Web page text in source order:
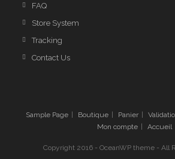
FAQ
Store System
Tracking
Contact Us
Sample Page Boutique Panier
Mon compte
Accueil
Copyright 2016 - OceanWP theme - All